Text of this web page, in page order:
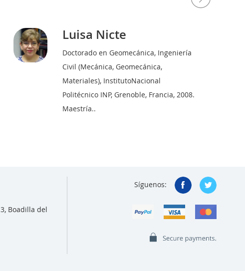
Luisa Nicte
Doctorado en Geomecánica, Ingeniería
Civil (Mecánica, Geomecánica,
Materiales), InstitutoNacional
Politécnico INP, Grenoble, Francia, 2008.
Maestría..
Boadilla del
Síguenos: